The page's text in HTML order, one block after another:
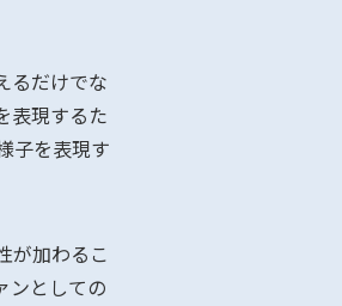
るだけでな
表現するた
子を表現す
が加わるこ
ンとしての